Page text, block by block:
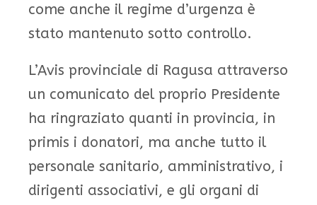
come anche il regime d’urgenza è
stato mantenuto sotto controllo.
L’Avis provinciale di Ragusa attraverso
un comunicato del proprio Presidente
ha ringraziato quanti in provincia, in
primis i donatori, ma anche tutto il
personale sanitario, amministrativo, i
dirigenti associativi, e gli organi di